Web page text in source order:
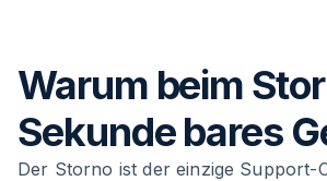
Warum beim
Sekunde bares
Der Storno ist der einzige Support-